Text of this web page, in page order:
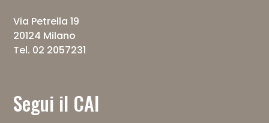
Via Petrella 19
20124 Milano
Tel. 02 2057231
Segui il CAI